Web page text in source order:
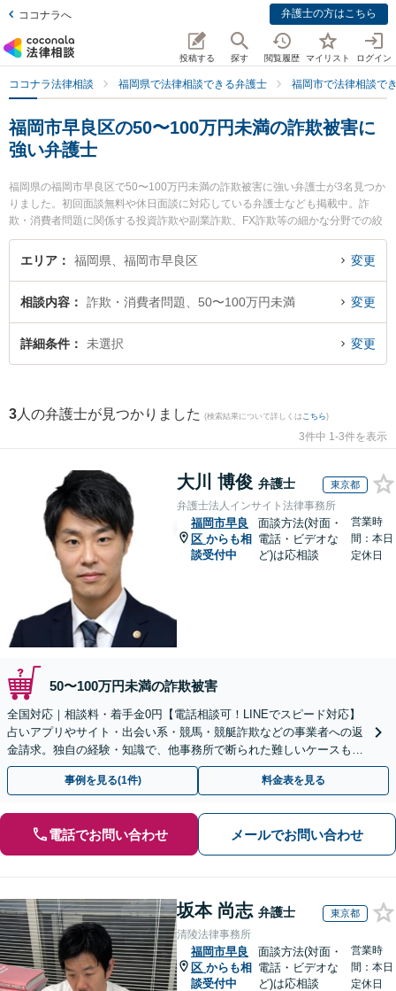
ココナラへ 弁護士の方はこちら
投稿する 探す 閲覧履歴 マイリスト ログイン
ココナラ法律相談 福岡県で法律相談できる弁護士 福岡市で法律相談で
福岡市早良区の50〜100万円未満の詐欺被害に
強い弁護士
福岡県の福岡市早良区で50〜100万円未満の詐欺被害に強い弁護士が3名見つか
りました。初回面談無料や休日面談に対応している弁護士なども掲載中。詐
欺・消費者問題に関係する投資詐欺や副業詐欺、FX詐欺等の細かな分野での絞
り込み検索もでき便利です。特に平田すぐる法律事務所の平田 卓弁護士や日の
出総合法律事務所の下村 訓弘弁護士、弁護士法人コイノニア（コイノニア法律
欺被害のトラブルを今すぐに弁護士に相談したい』『50〜100万円未満の詐欺
被害のトラブル解決の実績豊富な近くの弁護士を検索したい』『初回相談無料
で50〜100万円未満の詐欺被害を法律相談できる福岡市早良区内の弁護士に相
エリア 福岡県、福岡市早良区 変更
相談内容 詐欺・消費者問題、50〜100万円未満 変更
詳細条件 未選択 変更
3 人の弁護士が見つかりました (検索結果について詳しくは こちら)
3件中 1-3件を表示
大川 博俊 弁護士 東京都
弁護士法人インサイト法律事務所
福岡市早良
区 からも相
談受付中
面談方法(対面・
電話・ビデオな
ど)は応相談
営業時
間：本日
定休日
50〜100万円未満の詐欺被害
全国対応｜相談料・着手金0円【電話相談可！LINEでスピード対応】
占いアプリやサイト・出会い系・競馬・競艇詐欺などの事業者への返
金請求。独自の経験・知識で、他事務所で断られた難しいケースも解
決に導いた実績あり。まずはお気軽にご相談ください
事例を見る(1件) 料金表を見る
電話でお問い合わせ メールでお問い合わせ
坂本 尚志 弁護士 東京都
清陵法律事務所
福岡市早良
区 からも相
談受付中
面談方法(対面・
電話・ビデオな
ど)は応相談
営業時
間：本日
定休日